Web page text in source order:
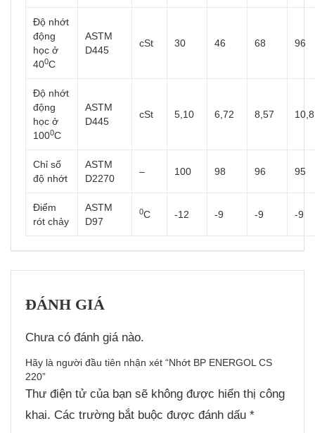
Độ nhớt
động
học ở
400C
ASTM
D445
cSt 30 46 68 96
Độ nhớt
động
học ở
1000C
ASTM
D445
cSt 5,10 6,72 8,57 10,8
Chỉ số
độ nhớt
ASTM
D2270
– 100 98 96 95
Điểm
rót chảy
ASTM
D97
0C -12 -9 -9 -9
ĐÁNH GIÁ
Chưa có đánh giá nào.
Hãy là người đầu tiên nhận xét “Nhớt BP ENERGOL CS
220”
Thư điện tử của bạn sẽ không được hiển thị công
khai. Các trường bắt buộc được đánh dấu *